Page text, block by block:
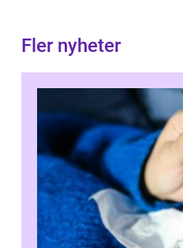
Fler nyheter